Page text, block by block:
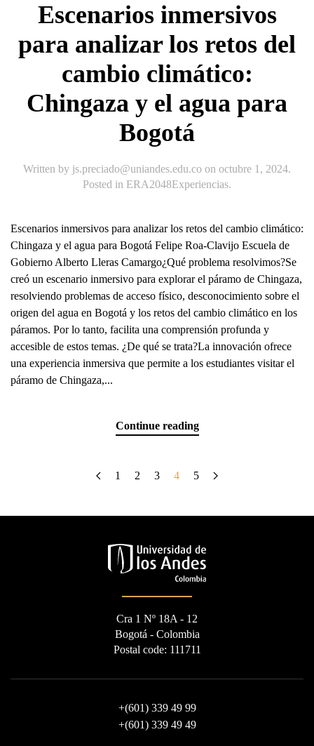
Escenarios inmersivos
para analizar los retos del
cambio climático:
Chingaza y el agua para
Bogotá
Written by js.preciado@uniandes.edu.co on octubre 1, 2024.
Posted in ERA2048Experiencias.
Escenarios inmersivos para analizar los retos del cambio climático:
Chingaza y el agua para Bogotá Felipe Roa-Clavijo Escuela de
Gobierno Alberto Lleras Camargo¿Qué problema resolvimos?Se
creó un escenario inmersivo para explorar el páramo de Chingaza,
resolviendo problemas de acceso físico, desconocimiento sobre el
origen del agua en Bogotá y los retos del cambio climático en los
páramos. Por lo tanto, facilita una comprensión profunda y
accesible de estos temas. ¿De qué se trata?La innovación ofrece
una experiencia inmersiva que permite a los estudiantes visitar el
páramo de Chingaza,...
Continue reading
1 2 3 4 5
Cra 1 Nº 18A - 12
Bogotá - Colombia
Postal code: 111711
+(601) 339 49 99
+(601) 339 49 49